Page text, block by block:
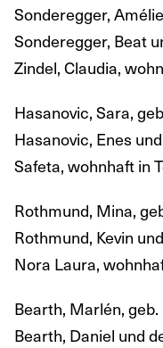
Sonderegger,
Sonderegger, Beat
Zindel, Claudia,
Hasanovic, Sara,
Hasanovic, Enes
Safeta, wohnhaft in
Rothmund, Mina,
Rothmund, Kevin
Nora Laura,
Bearth, Marlén,
Bearth, Daniel und